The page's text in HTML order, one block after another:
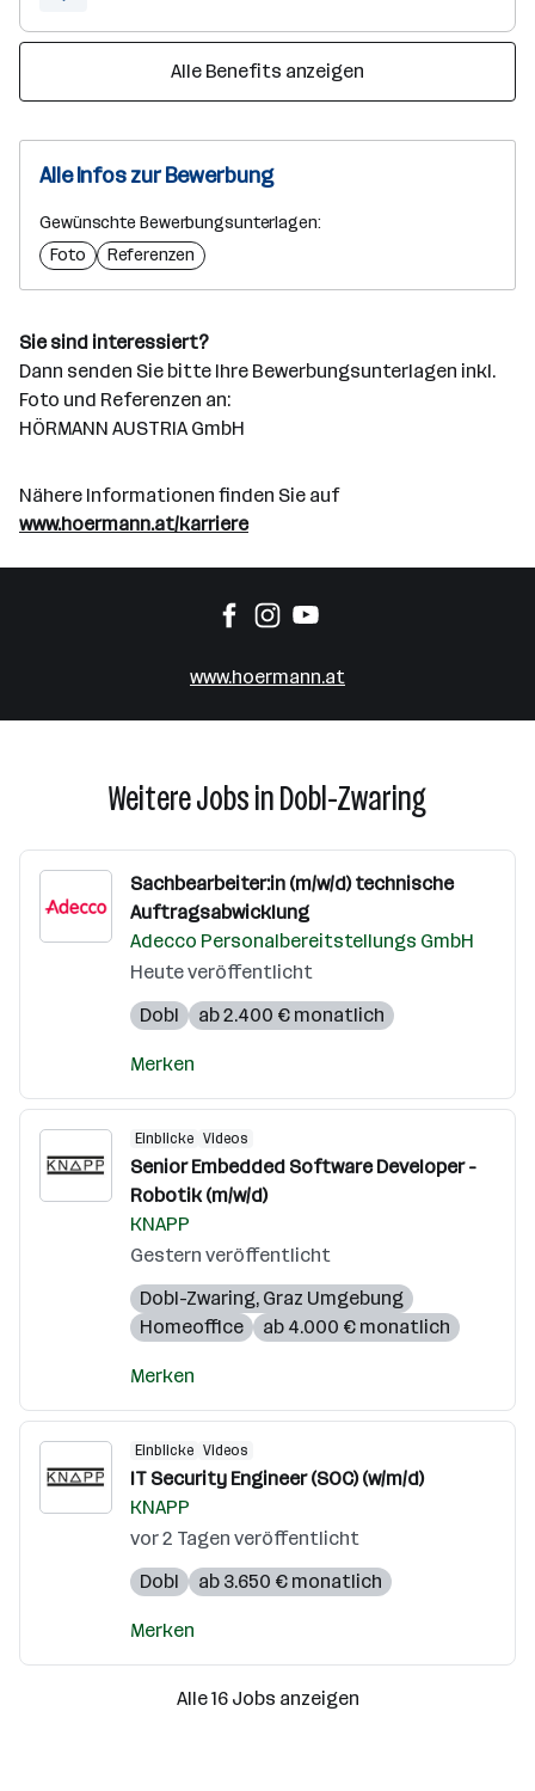
Alle Benefits anzeigen
Alle Infos zur Bewerbung
Gewünschte Bewerbungsunterlagen:
Foto
Referenzen
Sie sind interessiert?
Dann senden Sie bitte Ihre Bewerbungsunterlagen inkl.
Foto und Referenzen an:
HÖRMANN AUSTRIA GmbH
Nähere Informationen finden Sie auf
www.hoermann.at/karriere
www.hoermann.at
Weitere Jobs in Dobl-Zwaring
Sachbearbeiter:in (m/w/d) technische
Auftragsabwicklung
Adecco Personalbereitstellungs GmbH
Heute veröffentlicht
Dobl
ab 2.400 € monatlich
Merken
Einblicke Videos
Senior Embedded Software Developer -
Robotik (m/w/d)
KNAPP
Gestern veröffentlicht
Dobl-Zwaring, Graz Umgebung
Homeoffice
ab 4.000 € monatlich
Merken
Einblicke Videos
IT Security Engineer (SOC) (w/m/d)
KNAPP
vor 2 Tagen veröffentlicht
Dobl
ab 3.650 € monatlich
Merken
Alle 16 Jobs anzeigen